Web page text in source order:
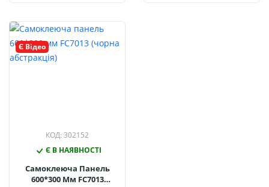
Є Відео
КОД: 302152
Є В НАЯВНОСТІ
Самоклеюча Панель
600*300 Мм FC7013